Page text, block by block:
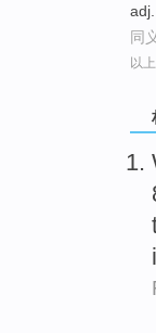
adj.
同
以